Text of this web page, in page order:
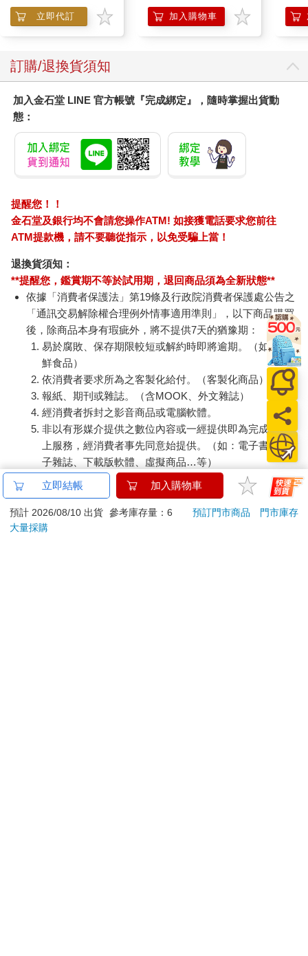
《讓思考變得可見的力量》
⦿主線─支線─隱藏故事⦿
在仔細檢視原始文件或素材後，找出並解釋：
◎文本所敘述的主線或中心故事是什麼？
◎在邊線或邊緣發生的支線故事是什麼？這些故事未必涉及主要
角色。
◎隱藏故事是什麼？亦即，什麼是可能被掩蓋、忽視的故事，或
Densho（傳承）是位於西雅圖的非營利組織，致力於保存、教育
和分享二戰期間日裔美國人遭監禁的故事。這個組織正在尋找新
的方法來擴展學習者的理解，除了理解這段時期歷史事件的主要
故事之外，更要探索這些事件中更深層次的議題，以及它們對今
昔的影響。他們的網站（densho.org）積累了大量的第一手文件
資料，現在的問題是如何讓學習者在檢視這些文件時深入探究，
超越表象。這一點特別重要，因為這些文件有許多都是政治宣
傳，用來向美國人民和全世界合理化監禁日裔美國人的作法。因
此，「主線─支線─隱藏故事」這項例程應運而生。
這項例程幫助學生分析事件，並且以這些事件為核心來建構一系
列的敘事，更深入的探索文件資料。學習者從主線故事開始，藉
以掌握所述內容的核心或中心故事，但隨後就被要求更進一步。
透過檢視支線故事，學習者被鼓勵考慮其他可能發揮作用的角
色、因素和影響力，這些都會使得較為基本的主線故事變得更為
複雜，或增加另一層次。這段歷程可能會引發新的探究問題和好
奇。此外，在尋找支線故事時，也鼓勵學習者找出其他或許沒有
被充分表達或描繪的觀點。這項例程在事件表面之下尋找、發掘
使學習者超越既定的思維，展現他們的洞見。
立即代訂 加入購物車
訂購/退換貨須知
加入金石堂 LINE 官方帳號『完成綁定』，隨時掌握出貨動
態：
提醒您！！
金石堂及銀行均不會請您操作ATM! 如接獲電話要求您前往
ATM提款機，請不要聽從指示，以免受騙上當！
退換貨須知：
**提醒您，鑑賞期不等於試用期，退回商品須為全新狀態**
依據「消費者保護法」第19條及行政院消費者保護處公告之
「通訊交易解除權合理例外情事適用準則」，以下商品購買
後，除商品本身有瑕疵外，將不提供7天的猶豫期：
易於腐敗、保存期限較短或解約時即將逾期。（如：生
鮮食品）
依消費者要求所為之客製化給付。（客製化商品）
報紙、期刊或雜誌。（含MOOK、外文雜誌）
經消費者拆封之影音商品或電腦軟體。
非以有形媒介提供之數位內容或一經提供即為完成之線
上服務，經消費者事先同意始提供。（如：電子書、電
子雜誌、下載版軟體、虛擬商品…等）
已拆封之個人衛生用品。（如：內衣褲、刮鬍刀、除毛
若非上列種類商品，均享有到貨7天的猶豫期（含例假
日）。
立即結帳 加入購物車
預計 2026/08/10 出貨 參考庫存量：6 預訂門市商品
門市庫存
大量採購